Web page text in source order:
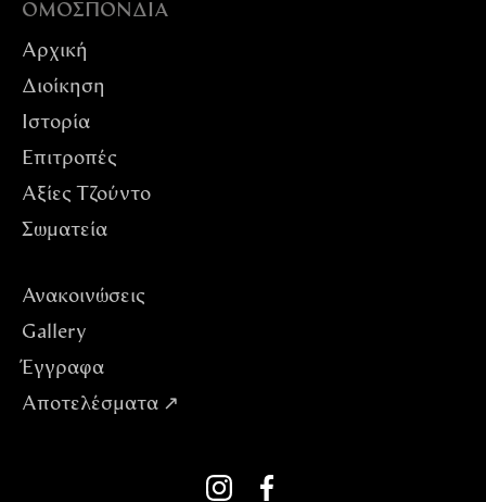
ΟΜΟΣΠΟΝΔIΑ
Αρχική
Διοίκηση
Ιστορία
Επιτροπές
Αξίες Tζούντο
Σωματεία
Ανακοινώσεις
Gallery
Έγγραφα
Αποτελέσματα ↗